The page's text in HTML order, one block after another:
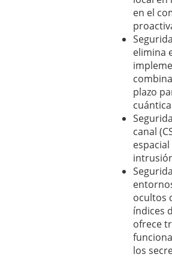
en el
elimina
plazo
canal
ocultos
índices
ofrece
los